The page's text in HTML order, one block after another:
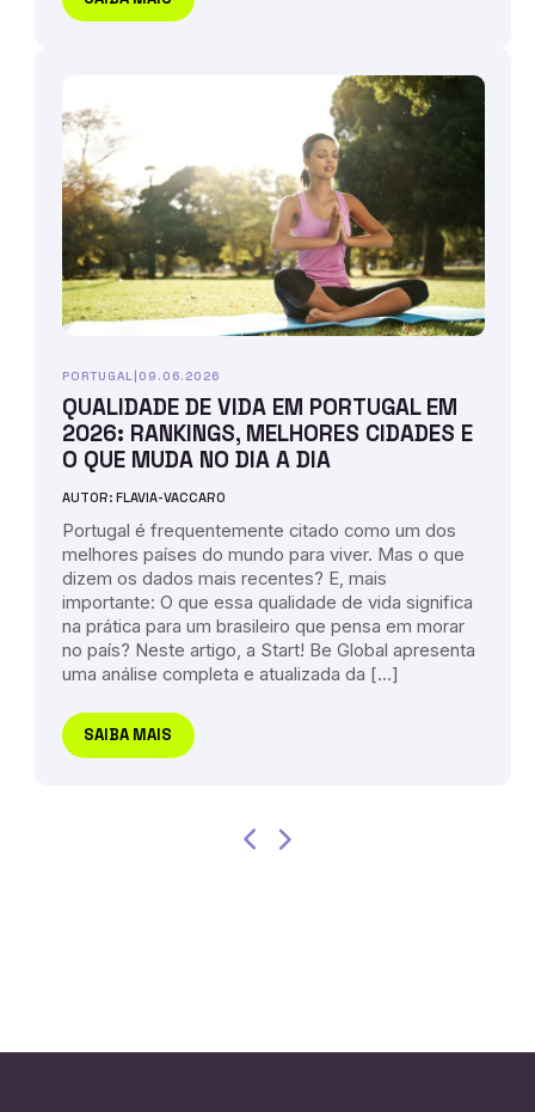
PORTUGAL | 09.06.2026
QUALIDADE DE VIDA EM PORTUGAL EM
2026: RANKINGS, MELHORES CIDADES E
O QUE MUDA NO DIA A DIA
AUTOR: FLAVIA-VACCARO
Portugal é frequentemente citado como um dos
melhores países do mundo para viver. Mas o que
dizem os dados mais recentes? E, mais
importante: O que essa qualidade de vida significa
na prática para um brasileiro que pensa em morar
no país? Neste artigo, a Start! Be Global apresenta
uma análise completa e atualizada da […]
SAIBA MAIS